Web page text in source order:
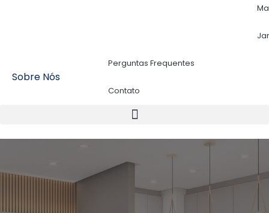
Sobre Nós
Perguntas Frequentes
Contato